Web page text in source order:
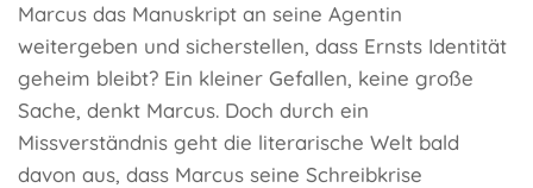
Marcus das Manuskript an seine Agentin
weitergeben und sicherstellen, dass Ernsts Identität
geheim bleibt? Ein kleiner Gefallen, keine große
Sache, denkt Marcus. Doch durch ein
Missverständnis geht die literarische Welt bald
davon aus, dass Marcus seine Schreibkrise